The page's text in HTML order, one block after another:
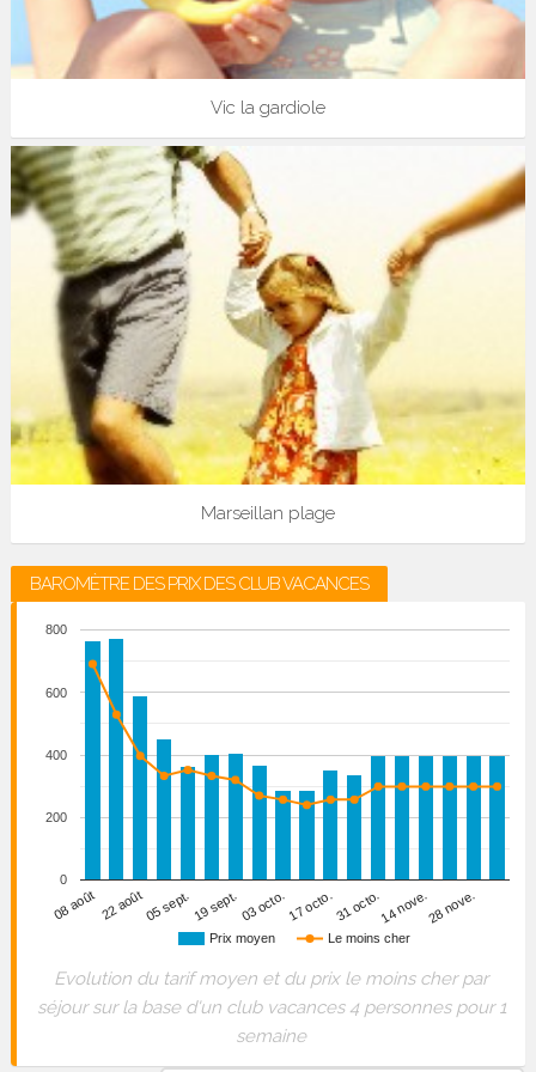
Vic la gardiole
Marseillan plage
BAROMÈTRE DES PRIX DES CLUB VACANCES
Prix moyen Le moins cher
08 août22 août05 sept.19 sept.03 octo.17 octo.31 octo.14 nove.28 nove.
0
200
400
600
800
Evolution du tarif moyen et du prix le moins cher par
séjour sur la base d'un club vacances 4 personnes pour 1
semaine